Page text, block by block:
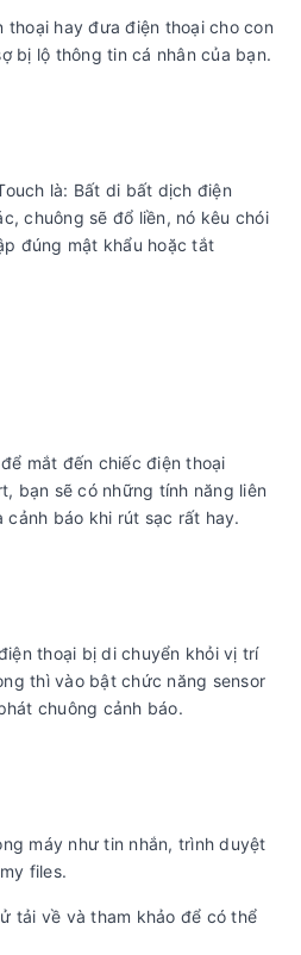
hay đưa điện thoại cho con
bị lộ thông tin cá nhân của bạn.
là: Bất di bất dịch điện
chuông sẽ đổ liền, nó kêu chói
đúng mật khẩu hoặc tắt
mắt đến chiếc điện thoại
bạn sẽ có những tính năng liên
cảnh báo khi rút sạc rất hay.
thoại bị di chuyển khỏi vị trí
thì vào bật chức năng sensor
chuông cảnh báo.
máy như tin nhắn, trình duyệt
files.
tải về và tham khảo để có thể